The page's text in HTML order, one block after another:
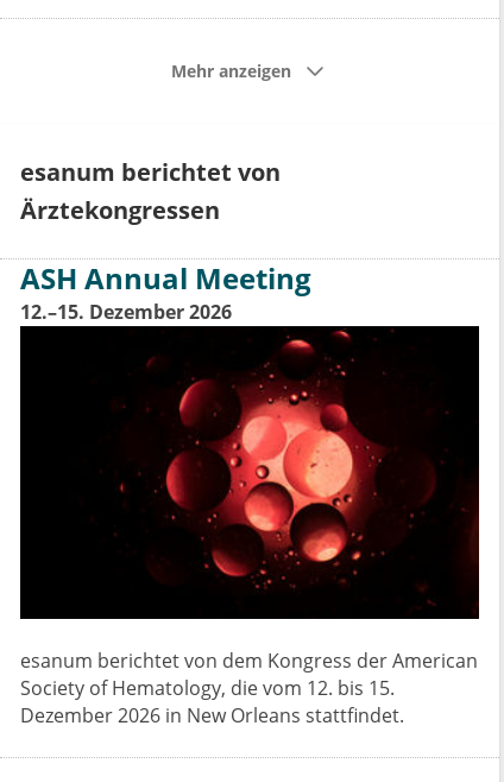
Mehr anzeigen
esanum berichtet von
Ärztekongressen
ASH Annual Meeting
12.–15. Dezember 2026
esanum berichtet von dem Kongress der American
Society of Hematology, die vom 12. bis 15.
Dezember 2026 in New Orleans stattfindet.